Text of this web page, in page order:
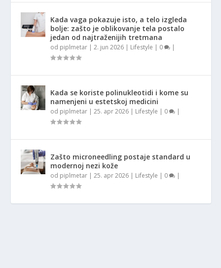
Kada vaga pokazuje isto, a telo izgleda
bolje: zašto je oblikovanje tela postalo
jedan od najtraženijih tretmana
od piplmetar |2. jun 2026 | Lifestyle | 0 |
Kada se koriste polinukleotidi i kome su
namenjeni u estetskoj medicini
od piplmetar |25. apr 2026 | Lifestyle | 0 |
Zašto microneedling postaje standard u
modernoj nezi kože
od piplmetar |25. apr 2026 | Lifestyle | 0 |